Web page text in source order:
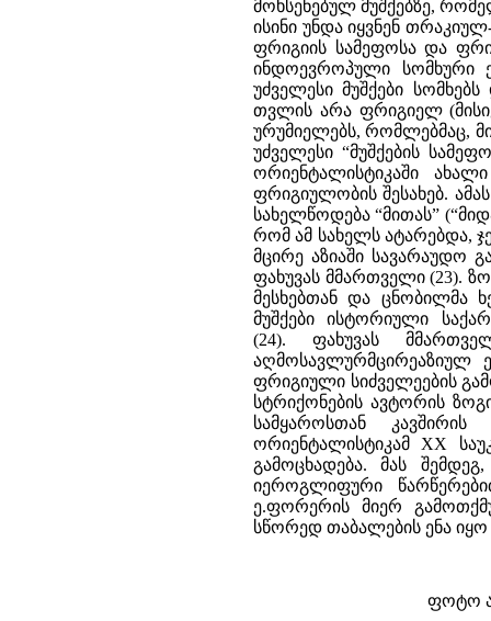
მოხსენებულ მუშქებზე,
ისინი უნდა იყვნენ
ფრიგიის სამეფოსა და
ინდოევროპული სომხური
უძველესი მუშქები
თვლის არა ფრიგიელ
ურუმიელებს, რომლებმაც,
უძველესი “მუშქების
ორიენტალისტიკაში
ფრიგიულობის შესახებ.
სახელწოდება “მითას”
რომ ამ სახელს ატარებდა,
მცირე აზიაში სავარაუდო
ფახუვას მმართველი (23).
მესხებთან და ცნობილმა
მუშქები ისტორიული
(24). ფახუვას
აღმოსავლურმცირეაზიულ
ფრიგიული სიძველეების
სტრიქონების ავტორის
სამყაროსთან
ორიენტალისტიკამ XX
გამოცხადება. მას
იეროგლიფური
ე.ფორერის მიერ
სწორედ თაბალების ენა
ფოტო